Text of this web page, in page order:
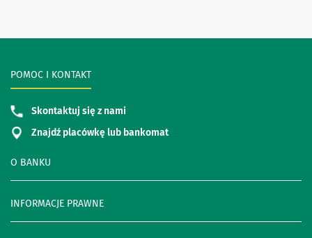
O BANKU
INFORMACJE PRAWNE
POMOC I KONTAKT
Skontaktuj się z nami
Znajdź placówkę lub bankomat